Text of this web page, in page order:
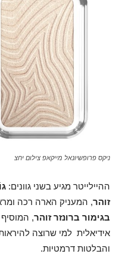
ניקס פרופשיונאל מייקאפ צילום יחצ
ההיילייטר מגיע בשני גוונים:
זוהר, המעניק הארה רכה
בגימור ברונזר זוהר,
אידיאלית למי שרוצה
והבלטות דרמטיות.